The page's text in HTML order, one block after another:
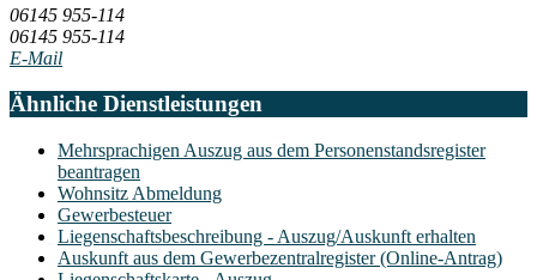
06145 955-114
06145 955-114
E-Mail
Ähnliche Dienstleistungen
Mehrsprachigen Auszug aus dem Personenstandsregister
beantragen
Wohnsitz Abmeldung
Gewerbesteuer
Liegenschaftsbeschreibung - Auszug/Auskunft erhalten
Auskunft aus dem Gewerbezentralregister (Online-Antrag)